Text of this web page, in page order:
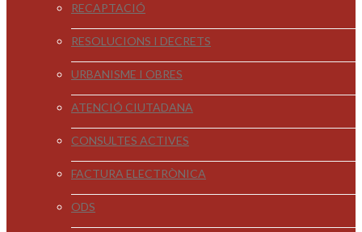
RECAPTACIÓ
RESOLUCIONS I DECRETS
URBANISME I OBRES
ATENCIÓ CIUTADANA
CONSULTES ACTIVES
FACTURA ELECTRÒNICA
ODS